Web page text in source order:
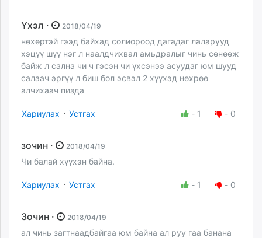
Үхэл · 2018/04/19
нөхөртэй гээд байхад солиороод дагадаг лаларууд
хэцүү шүү нэг л наалдчихвал амьдралыг чинь сөнөөж
байж л сална чи ч гэсэн чи үхсэнээ асуудаг юм шууд
салаач эргүү л биш бол эсвэл 2 хүүхэд нөхрөө
алчихаач пизда
Хариулах · Устгах - 1 - 0
зочин · 2018/04/19
Чи балай хүүхэн байна.
Хариулах · Устгах - 1 - 0
Зочин · 2018/04/19
ал чинь загтнаадбайгаа юм байна ал руу гаа банана